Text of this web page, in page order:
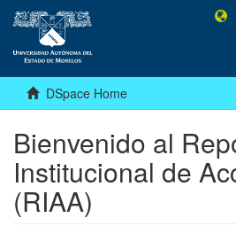
DSpace Home
Bienvenido al
Institucional de
(RIAA)